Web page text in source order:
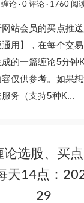
缠论
0 评论 1760 阅
站会员的买点推
用】，在每个交
的一篇缠论5分钟
仅供参考。如果
务（支持5种K...
论选股、买
天14点：
29